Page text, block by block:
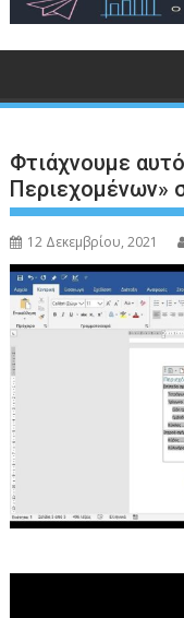
Φτιάχνουμε
Περιεχομένων»
12 Δεκεμβρίου, 2021